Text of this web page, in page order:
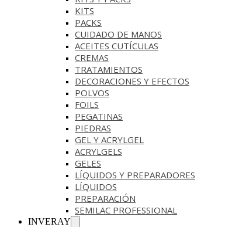
KITS
PACKS
CUIDADO DE MANOS
ACEITES CUTÍCULAS
CREMAS
TRATAMIENTOS
DECORACIONES Y EFECTOS
POLVOS
FOILS
PEGATINAS
PIEDRAS
GEL Y ACRYLGEL
ACRYLGELS
GELES
LÍQUIDOS Y PREPARADORES
LÍQUIDOS
PREPARACIÓN
SEMILAC PROFESSIONAL
INVERAY